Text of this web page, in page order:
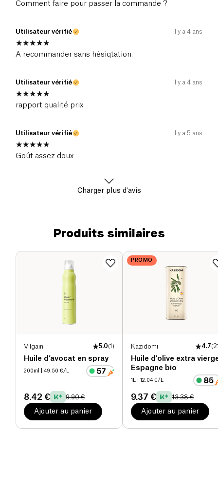
Comment faire pour passer la commande ?
Utilisateur vérifié il y a 4 ans
A recommander sans hésiqtation.
Utilisateur vérifié il y a 4 ans
rapport qualité prix
Utilisateur vérifié il y a 5 ans
Goût assez doux
Charger plus d'avis
Produits similaires
Vilgain 5.0(1 )
Huile d’avocat en spray
200ml | 49.50 €/L
8.42 € 9.90 €
Ajouter au panier
PROMO
Kazidomi 4.7(
Huile d'olive extra
Espagne bio
1L | 12.04 €/L
9.37 € 13.38 €
Ajouter au panier